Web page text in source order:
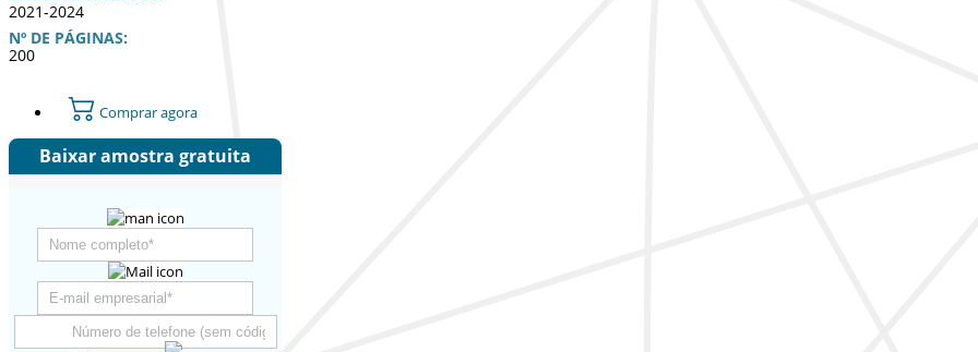
2021-2024
Nº DE PÁGINAS:
200
Comprar agora
Baixar amostra gratuita